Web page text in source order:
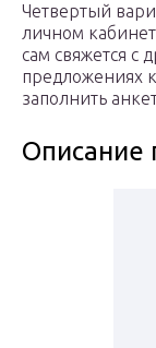
Четвертый
личном
сам свяжется с
предложениях
заполнить
Описание